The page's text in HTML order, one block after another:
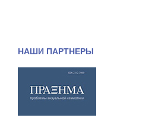
НАШИ ПАРТНЕРЫ